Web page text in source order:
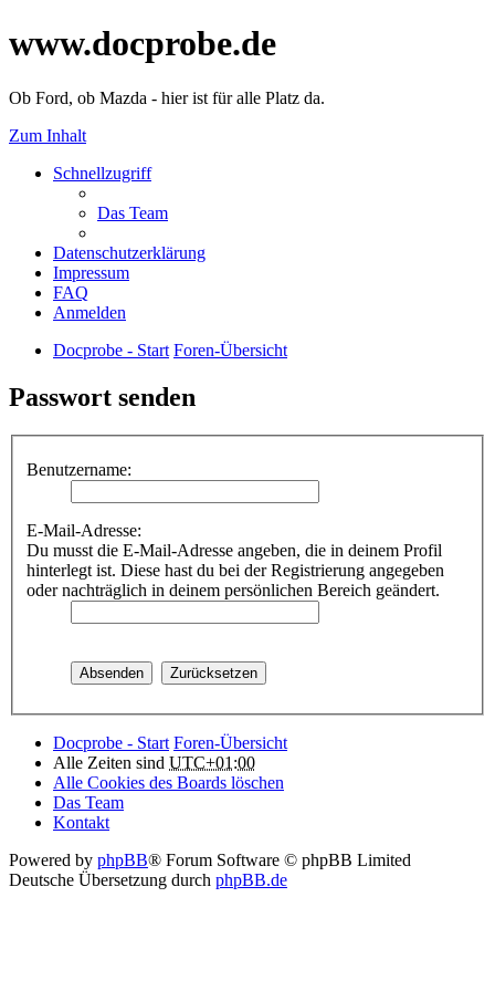
www.docprobe.de
Ob Ford, ob Mazda - hier ist für alle Platz da.
Zum Inhalt
Schnellzugriff
Das Team
Datenschutzerklärung
Impressum
FAQ
Anmelden
Docprobe - Start Foren-Übersicht
Passwort senden
Benutzername:
E-Mail-Adresse:
Du musst die E-Mail-Adresse angeben, die in deinem Profil
hinterlegt ist. Diese hast du bei der Registrierung angegeben
oder nachträglich in deinem persönlichen Bereich geändert.
Docprobe - Start Foren-Übersicht
Alle Zeiten sind UTC+01:00
Alle Cookies des Boards löschen
Das Team
Kontakt
Powered by phpBB® Forum Software © phpBB Limited
Deutsche Übersetzung durch phpBB.de